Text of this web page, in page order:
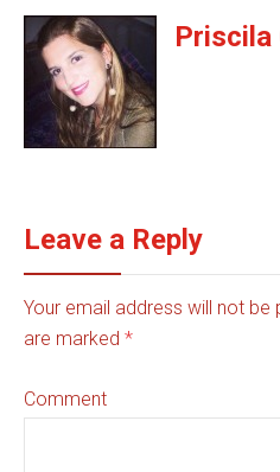
Priscila
Leave a Reply
Your email address will not be
are marked *
Comment